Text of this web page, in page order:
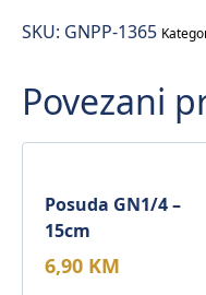
količina
SKU: GNPP-1365
Povezani
Posuda GN1/4 –
15cm
6,90 KM